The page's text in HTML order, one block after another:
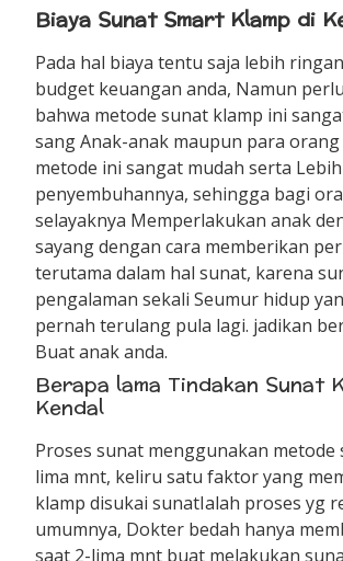
Biaya Sunat Smart Klamp di
Pada hal biaya tentu saja lebih
budget keuangan anda, Namun
bahwa metode sunat klamp ini
sang Anak-anak maupun para
metode ini sangat mudah serta
penyembuhannya, sehingga bagi
selayaknya Memperlakukan anak
sayang dengan cara memberikan
terutama dalam hal sunat, karena
pengalaman sekali Seumur hidup
pernah terulang pula lagi. jadikan
Buat anak anda.
Berapa lama Tindakan Sunat
Kendal
Proses sunat menggunakan metode
lima mnt, keliru satu faktor yang
klamp disukai sunatIalah proses yg
umumnya, Dokter bedah hanya
saat 2-lima mnt buat melakukan